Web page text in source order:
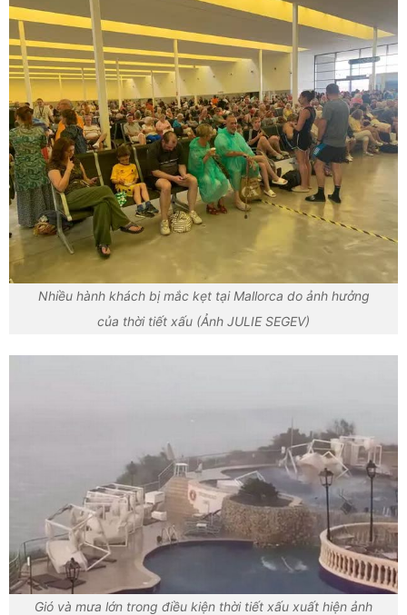
Nhiều hành khách bị mắc kẹt tại Mallorca do ảnh hưởng
của thời tiết xấu (Ảnh JULIE SEGEV)
Gió và mưa lớn trong điều kiện thời tiết xấu xuất hiện ảnh